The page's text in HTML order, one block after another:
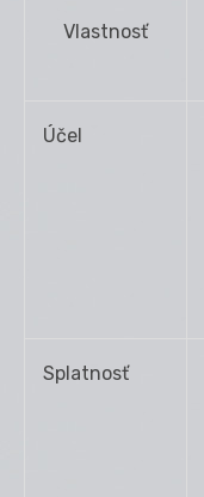
Vlastnosť
Účel
Splatnosť